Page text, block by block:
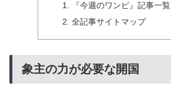
『今週のワンピ』記事一覧
全記事サイトマップ
象主の力が必要な開国